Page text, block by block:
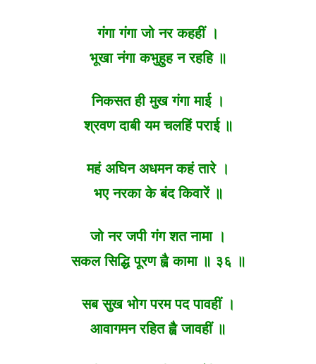
गंगा गंगा जो नर कहहीं ।
भूखा नंगा कभुहुह न रहहि ॥
निकसत ही मुख गंगा माई ।
श्रवण दाबी यम चलहिं पराई ॥
महं अघिन अधमन कहं तारे ।
भए नरका के बंद किवारें ॥
जो नर जपी गंग शत नामा ।
सकल सिद्धि पूरण ह्वै कामा ॥ ३६ ॥
सब सुख भोग परम पद पावहीं ।
आवागमन रहित ह्वै जावहीं ॥